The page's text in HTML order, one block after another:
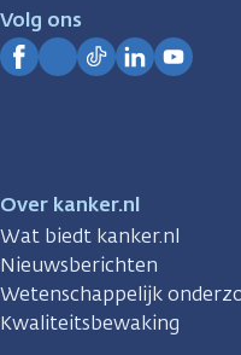
Volg ons
Over kanker.nl
Wat biedt kanker.nl
Nieuwsberichten
Wetenschappelijk
Kwaliteitsbewaking